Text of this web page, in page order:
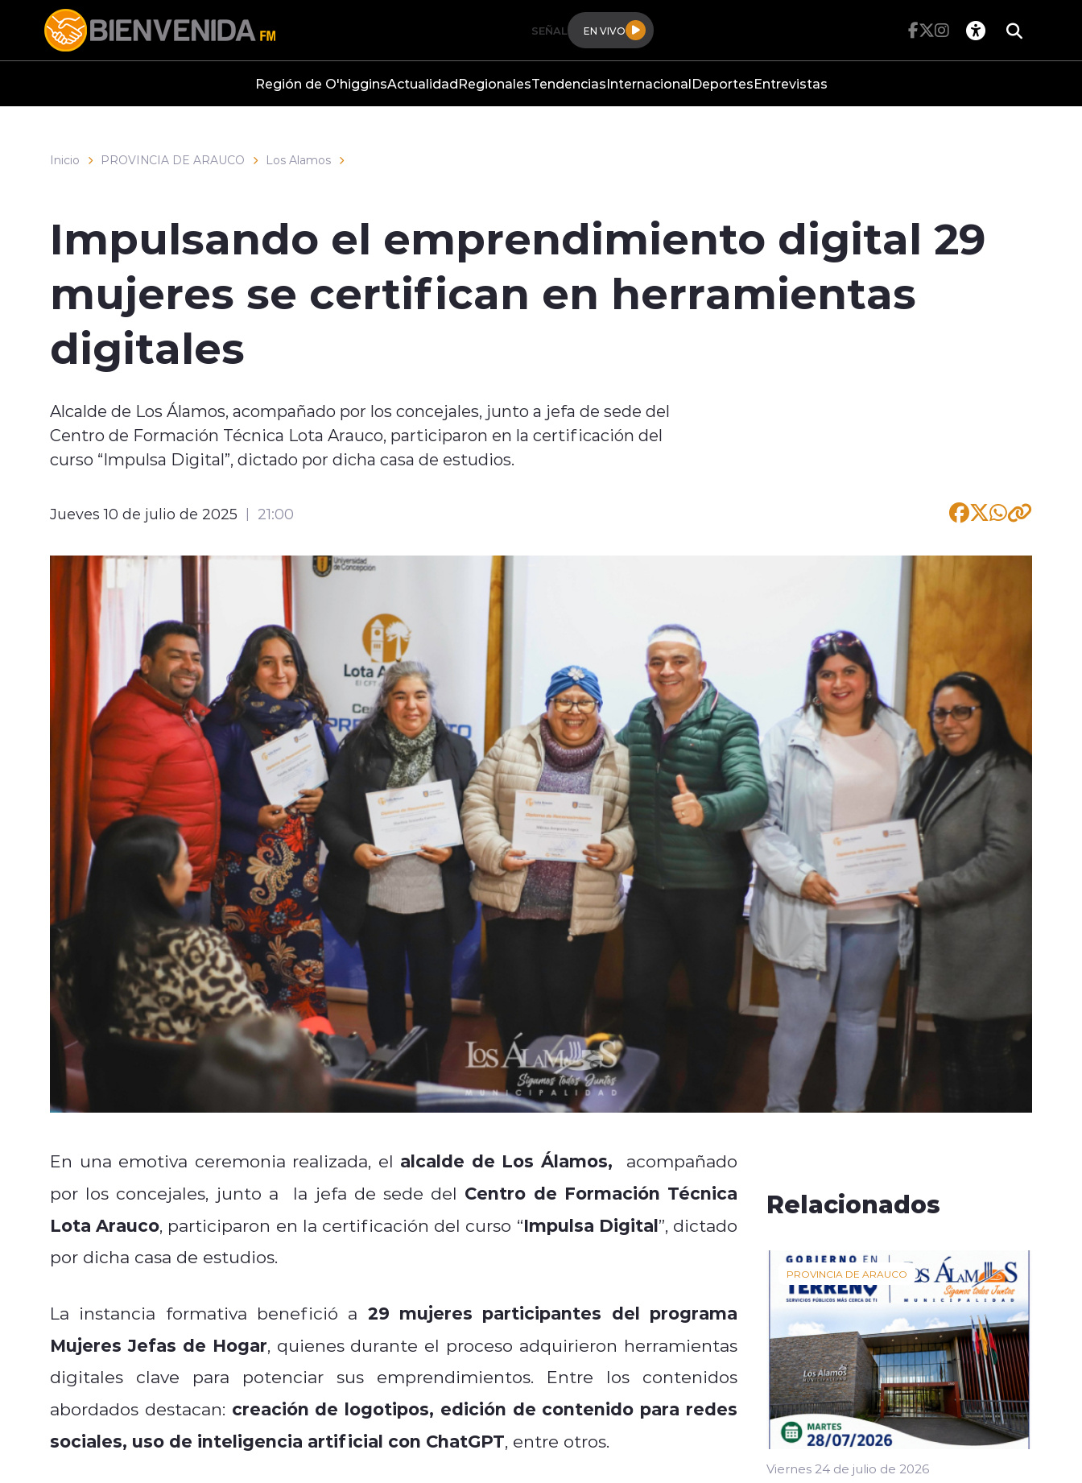
Click acá para ir directamente al contenido
SEÑAL EN VIVO
Región de O'higginsActualidadRegionalesTendenciasInternacionalDeportesEntrevistas
Inicio PROVINCIA DE ARAUCO Los Alamos
Impulsando el emprendimiento digital 29
mujeres se certifican en herramientas
digitales
Alcalde de Los Álamos, acompañado por los concejales, junto a jefa de sede del
Centro de Formación Técnica Lota Arauco, participaron en la certificación del
curso “Impulsa Digital”, dictado por dicha casa de estudios.
Jueves 10 de julio de 2025 21:00
En una emotiva ceremonia realizada, el alcalde de Los Álamos,
acompañado
por los concejales, junto a la jefa de sede del Centro de Formación Técnica
Lota Arauco, participaron en la certificación del curso “Impulsa Digital”, dictado
por dicha casa de estudios.
La instancia formativa benefició a 29 mujeres participantes del programa
Mujeres Jefas de Hogar, quienes durante el proceso adquirieron herramientas
digitales clave para potenciar sus emprendimientos. Entre los contenidos
abordados destacan: creación de logotipos, edición de contenido para redes
sociales, uso de inteligencia artificial con ChatGPT, entre otros.
Relacionados
PROVINCIA DE ARAUCO
Viernes 24 de julio de 2026